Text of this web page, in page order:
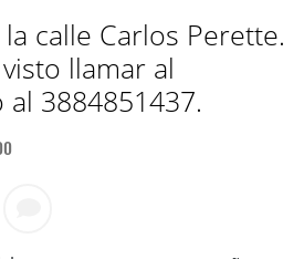
calle Carlos Perette.
llamar al
3884851437.